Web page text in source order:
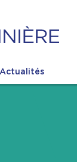
Actualités